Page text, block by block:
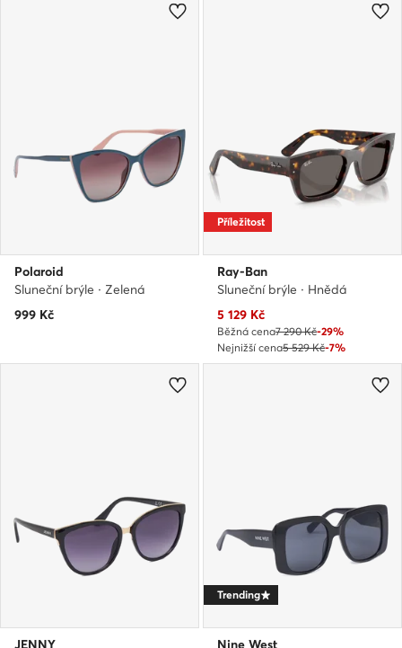
Polaroid
Sluneční brýle · Zelená
999 Kč
Příležitost
Ray-Ban
Sluneční brýle · Hnědá
Aktuální cena
5 129 Kč
Běžná cena7 290 Kč-29%
Nejnižší cena5 529 Kč-7%
JENNY
Trending
Nine West